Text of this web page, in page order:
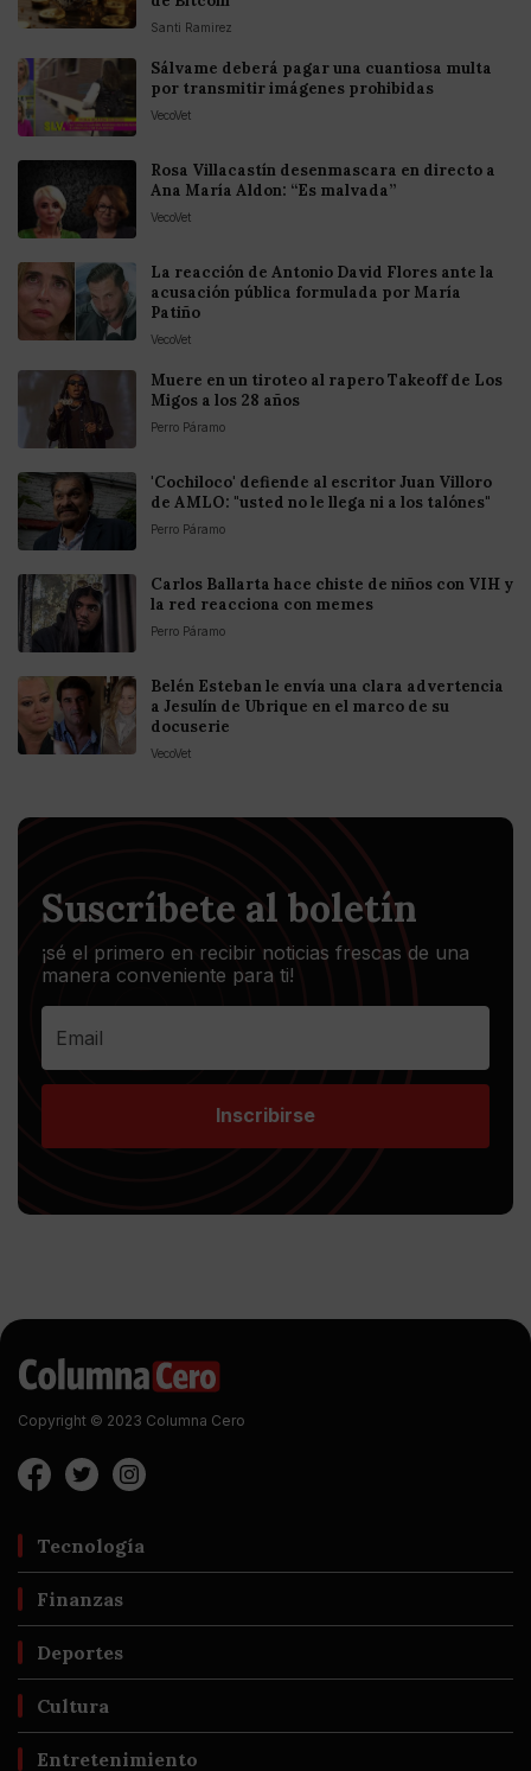
Santi Ramirez
Sálvame deberá pagar una cuantiosa multa
por transmitir imágenes prohibidas
VecoVet
Rosa Villacastín desenmascara en directo a
Ana María Aldon: “Es malvada”
VecoVet
La reacción de Antonio David Flores ante la
acusación pública formulada por María
Patiño
VecoVet
Muere en un tiroteo al rapero Takeoff de Los
Migos a los 28 años
Perro Páramo
'Cochiloco' defiende al escritor Juan Villoro
de AMLO: "usted no le llega ni a los talónes"
Perro Páramo
Carlos Ballarta hace chiste de niños con VIH y
la red reacciona con memes
Perro Páramo
Belén Esteban le envía una clara advertencia
a Jesulín de Ubrique en el marco de su
docuserie
VecoVet
Suscríbete al boletín
¡sé el primero en recibir noticias frescas de una
manera conveniente para ti!
Inscribirse
Copyright © 2023 Columna Cero
Tecnología
Finanzas
Deportes
Cultura
Entretenimiento